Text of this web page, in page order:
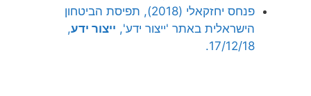
פנחס יחזקאלי (2018), תפיסת הביטחון
הישראלית באתר 'ייצור ידע', ייצור ידע,
17/12/18.